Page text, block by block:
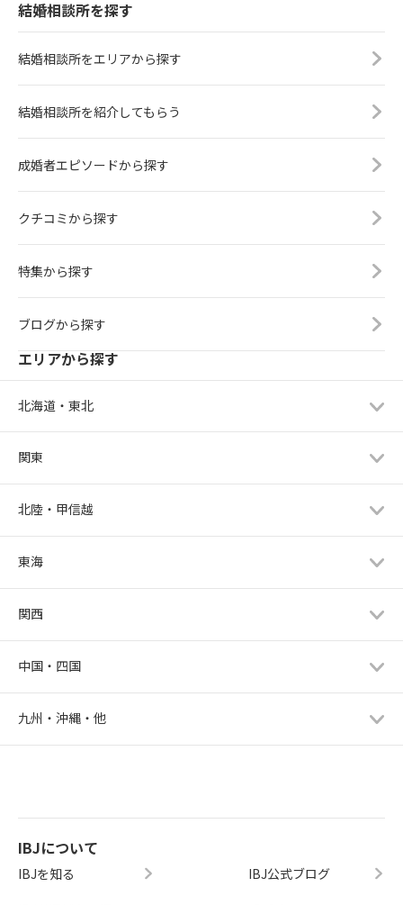
結婚相談所を探す
結婚相談所をエリアから探す
結婚相談所を紹介してもらう
成婚者エピソードから探す
クチコミから探す
特集から探す
ブログから探す
エリアから探す
北海道・東北
関東
北陸・甲信越
東海
関西
中国・四国
九州・沖縄・他
IBJについて
IBJを知る IBJ公式ブログ